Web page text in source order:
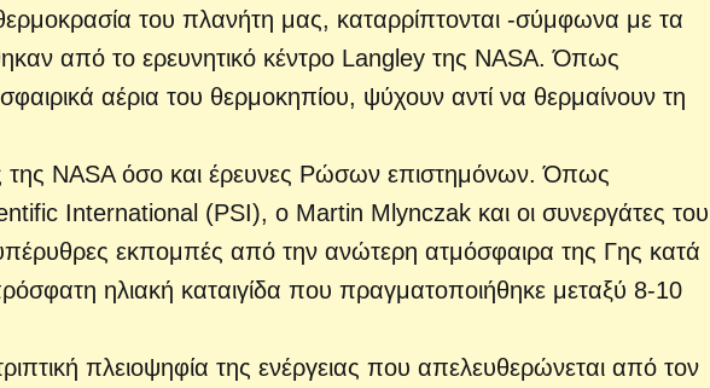
του πλανήτη μας, καταρρίπτονται -σύμφωνα με τα
από το ερευνητικό κέντρο Langley της NASA. Όπως
αέρια του θερμοκηπίου, ψύχουν αντί να θερμαίνουν τη
της NASA όσο και έρευνες Ρώσων επιστημόνων. Όπως
International (PSI), ο Martin Mlynczak και οι συνεργάτες του
εκπομπές από την ανώτερη ατμόσφαιρα της Γης κατά
ηλιακή καταιγίδα που πραγματοποιήθηκε μεταξύ 8-10
πλειοψηφία της ενέργειας που απελευθερώνεται από τον